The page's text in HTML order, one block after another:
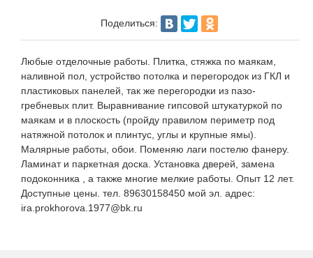
Поделиться:
Любые отделочные работы. Плитка, стяжка по маякам,
наливной пол, устройство потолка и перегородок из ГКЛ и
пластиковых панелей, так же перегородки из пазо-
гребневых плит. Выравнивание гипсовой штукатуркой по
маякам и в плоскость (пройду правилом периметр под
натяжной потолок и плинтус, углы и крупные ямы).
Малярные работы, обои. Поменяю лаги постелю фанеру.
Ламинат и паркетная доска. Установка дверей, замена
подоконника , а также многие мелкие работы. Опыт 12 лет.
Доступные цены. тел. 89630158450 мой эл. адрес:
ira.prokhorova.1977@bk.ru